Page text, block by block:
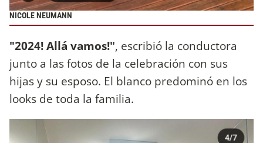
NICOLE NEUMANN
"2024! Allá vamos!", escribió la conductora
junto a las fotos de la celebración con sus
hijas y su esposo. El blanco predominó en los
looks de toda la familia.